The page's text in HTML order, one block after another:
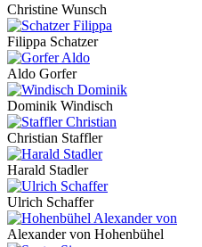
Christine Wunsch
Filippa Schatzer
Aldo Gorfer
Dominik Windisch
Christian Staffler
Harald Stadler
Ulrich Schaffer
Alexander von Hohenbühel